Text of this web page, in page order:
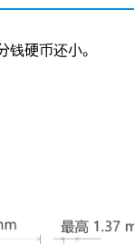
分钱硬币还小。